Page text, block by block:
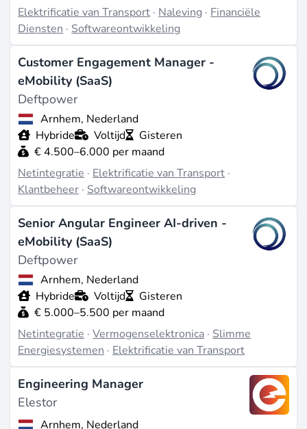
Elektrificatie van Transport·Naleving ·Financiële
Diensten·Softwareontwikkeling
Customer Engagement Manager -
eMobility (SaaS)
Deftpower
Arnhem, Nederland
Hybride
Voltijd
Gisteren
€ 4.500–6.000 per maand
Netintegratie·Elektrificatie van Transport·
Klantbeheer·Softwareontwikkeling
Senior Angular Engineer AI-driven -
eMobility (SaaS)
Deftpower
Arnhem, Nederland
Hybride
Voltijd
Gisteren
€ 5.000–5.500 per maand
Netintegratie·Vermogenselektronica·Slimme
Energiesystemen·Elektrificatie van Transport
Engineering Manager
Elestor
Arnhem, Nederland